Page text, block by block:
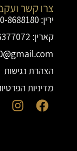
צרו קשר
ירין: 050-8688180
קארין: 052-6377072
הצהרת נגישות
מדיניות